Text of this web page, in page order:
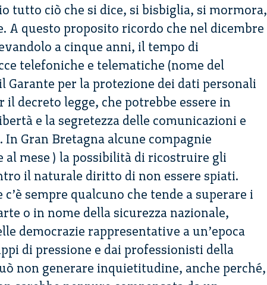
tutto ciò che si dice, si bisbiglia, si mormora,
A questo proposito ricordo che nel dicembre
a cinque anni, il tempo di
telefoniche e telematiche (nome del
per la protezione dei dati personali
decreto legge, che potrebbe essere in
e la segretezza delle comunicazioni e
Gran Bretagna alcune compagnie
mese ) la possibilità di ricostruire gli
il naturale diritto di non essere spiati.
sempre qualcuno che tende a superare i
o in nome della sicurezza nazionale,
democrazie rappresentative a un’epoca
di pressione e dai professionisti della
non generare inquietitudine, anche perché,